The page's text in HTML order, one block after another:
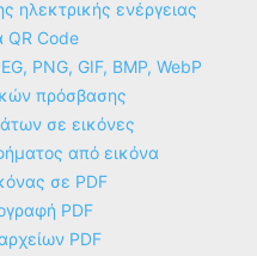
ηλεκτρικής ενέργειας
QR Code
PNG, GIF, BMP, WebP
πρόσβασης
σε εικόνες
από εικόνα
σε PDF
PDF
PDF